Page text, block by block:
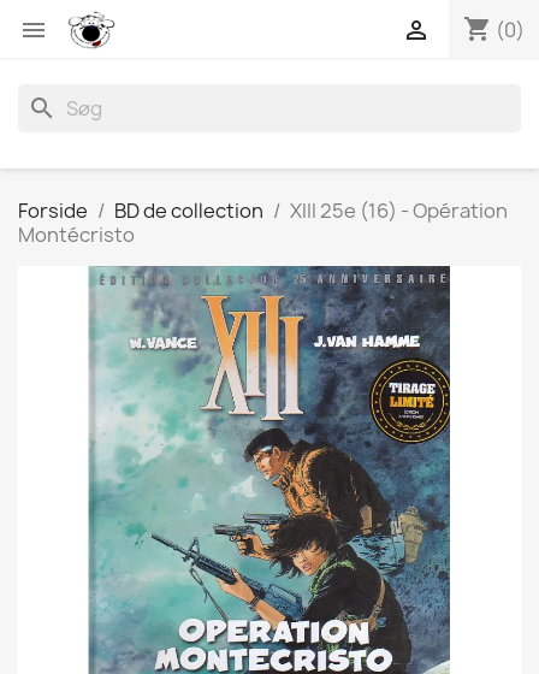
 shopping_cart (0)

search
Forside BD de collection
XIII 25e (16) - Opération
Montécristo